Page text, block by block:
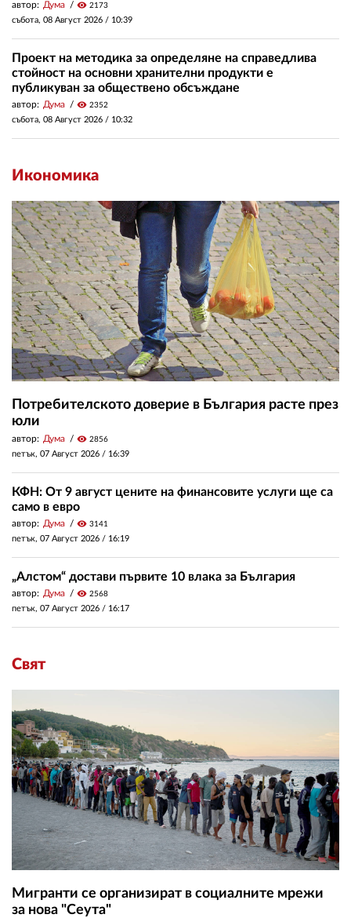
автор: Дума visibility 2173
събота, 08 Август 2026 / 10:39
Проект на методика за определяне на справедлива
стойност на основни хранителни продукти е
публикуван за обществено обсъждане
автор: Дума visibility 2352
събота, 08 Август 2026 / 10:32
Икономика
Потребителското доверие в България расте през
юли
автор: Дума visibility 2856
петък, 07 Август 2026 / 16:39
КФН: От 9 август цените на финансовите услуги ще са
само в евро
автор: Дума visibility 3141
петък, 07 Август 2026 / 16:19
„Алстом“ достави първите 10 влака за България
автор: Дума visibility 2568
петък, 07 Август 2026 / 16:17
Свят
Мигранти се организират в социалните мрежи
за нова "Сеута"